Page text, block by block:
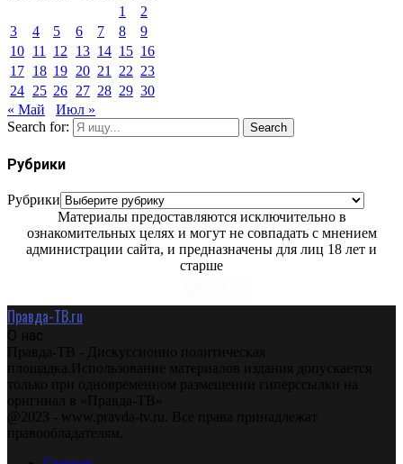
1
2
3
4 5 6 7 8
9
10 11 12 13 14 15 16
17 18 19 20 21 22 23
24 25 26 27 28 29 30
« Май
Июл »
Search for:
Search
Рубрики
Рубрики
Материалы предоставляются исключительно в
ознакомительных целях и могут не совпадать с мнением
администрации сайта, и предназначены для лиц 18 лет и
старше
Правда-ТВ.ru
О нас
Правда-ТВ - Дискуссионно политическая
площадка.Использование материалов издания допускается
только при одновременном размещении гиперссылки на
оригинал в «Правда-ТВ»
@2023 - www.pravda-tv.ru. Все права принадлежат
правообладателям.